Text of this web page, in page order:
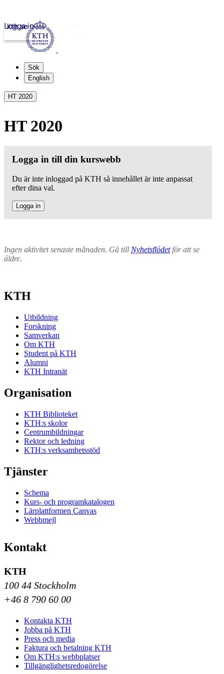
kth.se
Logga in
Sök
English
HT 2020
HT 2020
Logga in till din kurswebb
Du är inte inloggad på KTH så innehållet är inte anpassat
efter dina val.
Logga in
Ingen aktivitet senaste månaden. Gå till Nyhetsflödetför att se
äldre.
KTH
Utbildning
Forskning
Samverkan
Om KTH
Student på KTH
Alumni
KTH Intranät
Organisation
KTH Biblioteket
KTH:s skolor
Centrumbildningar
Rektor och ledning
KTH:s verksamhetsstöd
Tjänster
Schema
Kurs- och programkatalogen
Lärplattformen Canvas
Webbmejl
Kontakt
KTH
100 44 Stockholm
+46 8 790 60 00
Kontakta KTH
Jobba på KTH
Press och media
Faktura och betalning KTH
Om KTH:s webbplatser
Tillgänglighetsredogörelse